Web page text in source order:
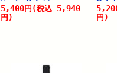
5,400円 (税込 5,940
円) 円)